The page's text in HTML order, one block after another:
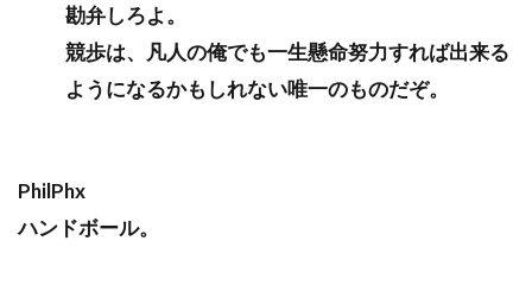
勘弁しろよ。
競歩は、凡人の俺でも一生懸命努力すれば出来る
ようになるかもしれない唯一のものだぞ。
PhilPhx
ハンドボール。